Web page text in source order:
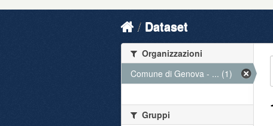
Dataset
Organizzazioni
Comune di Genova - ... (1)
Gruppi